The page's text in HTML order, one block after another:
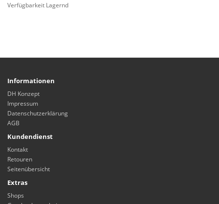
Verfügbarkeit Lagernd
Informationen
DH Konzept
Impressum
Datenschutzerklärung
AGB
Kundendienst
Kontakt
Retouren
Seitenübersicht
Extras
Shops